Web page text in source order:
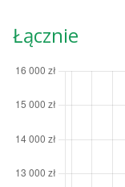
Łącznie